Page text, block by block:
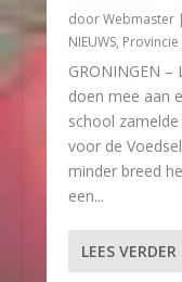
doorWebmaster|
NIEUWS,
GRONINGEN
doen mee aan
school
voor de
minder breed
een...
LEES VERDER